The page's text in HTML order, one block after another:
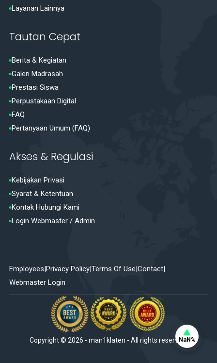
Layanan Lainnya
Tautan Cepat
Berita & Kegiatan
Galeri Madrasah
Prestasi Siswa
Perpustakaan Digital
FAQ
Pertanyaan Umum (FAQ)
Akses & Regulasi
Kebijakan Privasi
Syarat & Ketentuan
Kontak Hubungi Kami
Login Webmaster / Admin
Employees Privacy Policy Terms Of Use Contact
Webmaster Login
Copyright © 2026 - man1klaten - All rights reserved.NaN%